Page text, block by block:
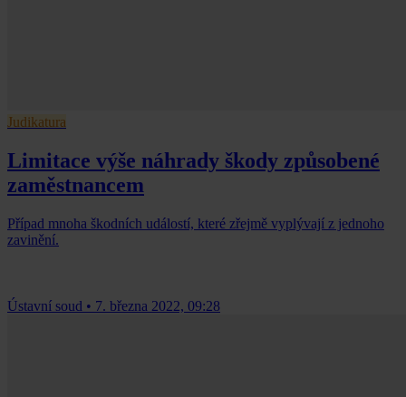
Judikatura
Limitace výše náhrady škody způsobené
zaměstnancem
Případ mnoha škodních událostí, které zřejmě vyplývají z jednoho
zavinění.
Ústavní soud • 7. března 2022, 09:28